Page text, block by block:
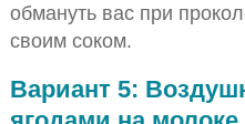
обмануть вас при
своим соком.
Вариант 5: